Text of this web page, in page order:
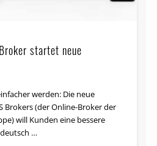
startet neue
werden: Die neue
Brokers (der Online-Broker der
will Kunden eine bessere
…